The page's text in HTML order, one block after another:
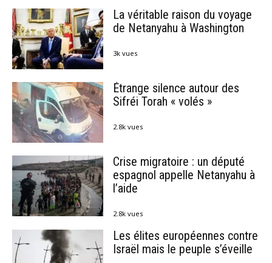
La véritable raison du voyage
de Netanyahu à Washington
3k vues
Étrange silence autour des
Sifréi Torah « volés »
2.8k vues
Crise migratoire : un député
espagnol appelle Netanyahu à
l’aide
2.8k vues
Les élites européennes contre
Israël mais le peuple s’éveille